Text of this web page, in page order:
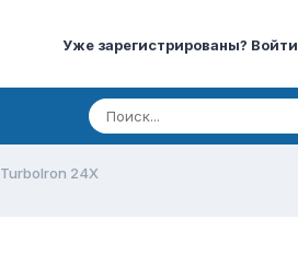
Уже зарегистрированы? Войти
24X